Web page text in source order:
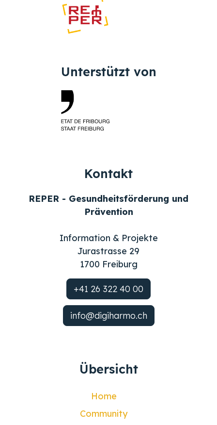
Unterstützt von
Kontakt
REPER - Gesundheitsförderung und
Prävention
Information & Projekte
Jurastrasse 29
1700 Freiburg
+41 26 322 40 00
info@digiharmo.ch
Übersicht
Home
Community